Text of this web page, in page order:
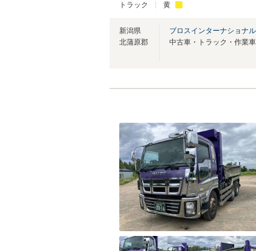
トラック 黄
新潟県
北蒲原郡
ブロスインターナショナル
中古車・トラック・作業